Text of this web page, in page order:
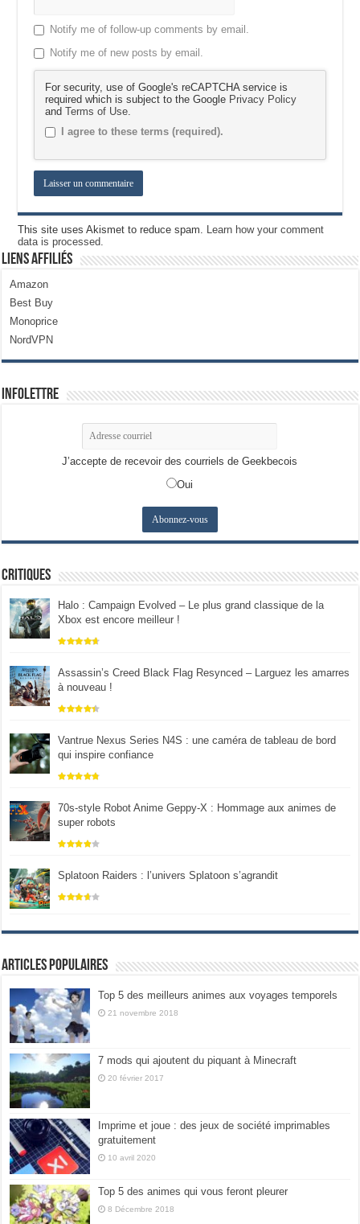
Notify me of follow-up comments by email.
Notify me of new posts by email.
For security, use of Google's reCAPTCHA service is
required which is subject to the Google Privacy Policy
andTerms of Use.
I agree to these terms (required).
This site uses Akismet to reduce spam. Learn how your comment
data is processed.
Liens Affiliés
Amazon
Best Buy
Monoprice
NordVPN
Infolettre
J’accepte de recevoir des courriels de Geekbecois
Oui
Critiques
Halo : Campaign Evolved – Le plus grand classique de la
Xbox est encore meilleur !
Assassin’s Creed Black Flag Resynced – Larguez les amarres
à nouveau !
Vantrue Nexus Series N4S : une caméra de tableau de bord
qui inspire confiance
70s-style Robot Anime Geppy-X : Hommage aux animes de
super robots
Splatoon Raiders : l’univers Splatoon s’agrandit
Articles populaires
Top 5 des meilleurs animes aux voyages temporels
21 novembre 2018
7 mods qui ajoutent du piquant à Minecraft
20 février 2017
Imprime et joue : des jeux de société imprimables
gratuitement
10 avril 2020
Top 5 des animes qui vous feront pleurer
8 Décembre 2018